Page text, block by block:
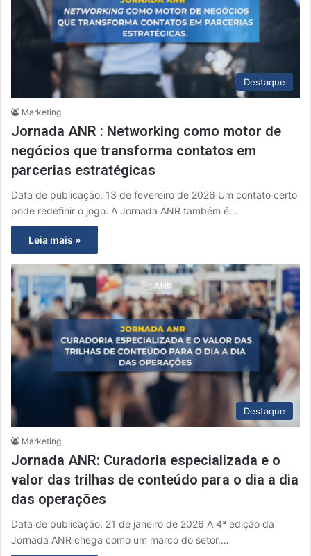
Destaque
Marketing
Jornada ANR : Networking como motor de
negócios que transforma contatos em
parcerias estratégicas
Data de publicação: 13 de fevereiro de 2026 Um contato certo
pode redefinir o jogo. A Jornada ANR também é…
Leia mais »
Destaque
Marketing
Jornada ANR: Curadoria especializada e o
valor das trilhas de conteúdo para o dia a dia
das operações
Data de publicação: 21 de janeiro de 2026 A 4ª edição da
Jornada ANR chega como um marco do setor,…